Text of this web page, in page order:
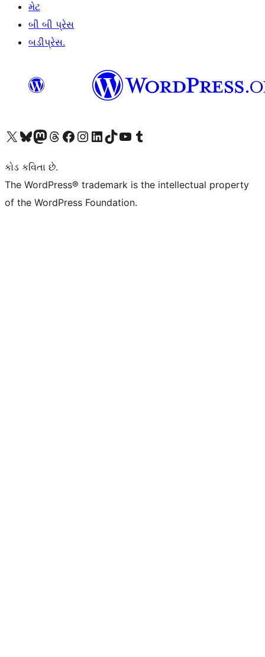
મેટ
બી બી પ્રેસ
બડીપ્રેસ.
અમારા X (અગાઉ ટ્વિટર) એકાઉન્ટની મુલાકાત લોઅમારા Bluesky એકાઉન્ટની મુલાકાત લોઅમારા માસ્ટોડોન એકાઉન્ટની મુલાકાત લોઅમારા Threads એકાઉન્ટની મુલાકાત લો અમારા ફેસબુક પેજની મુલાકાત લોઅમારા ઇન્સ્ટાગ્રામ એકાઉન્ટની મુલાકાત લો અમારા LinkedIn એકાઉન્ટની મુલાકાત લોઅમારા TikTok એકાઉન્ટની મુલાકાત લોઅમારી YouTube ચેનલની મુલાકાત લો અમારા Tumblr એકાઉન્ટની મુલાકાત લો
કોડ કવિતા છે.
The WordPress® trademark is the intellectual property
of the WordPress Foundation.